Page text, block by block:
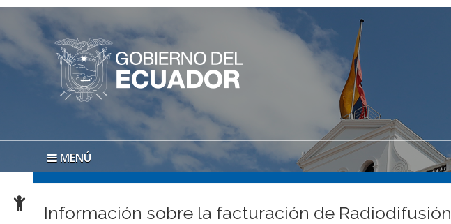
MENÚ
Información sobre la facturación de Radiodifusión